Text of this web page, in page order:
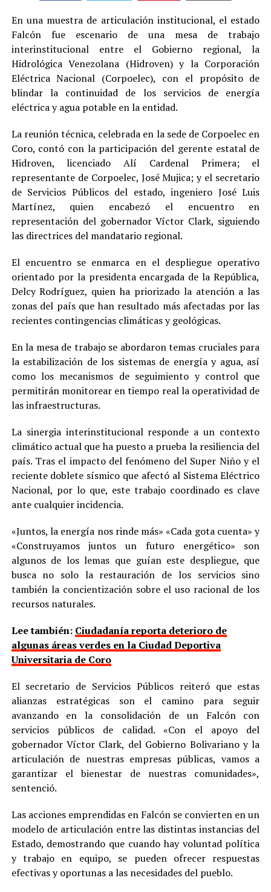
En una muestra de articulación institucional, el estado
Falcón fue escenario de una mesa de trabajo
interinstitucional entre el Gobierno regional, la
Hidrológica Venezolana (Hidroven) y la Corporación
Eléctrica Nacional (Corpoelec), con el propósito de
blindar la continuidad de los servicios de energía
eléctrica y agua potable en la entidad.
La reunión técnica, celebrada en la sede de Corpoelec en
Coro, contó con la participación del gerente estatal de
Hidroven, licenciado Alí Cardenal Primera; el
representante de Corpoelec, José Mujica; y el secretario
de Servicios Públicos del estado, ingeniero José Luis
Martínez, quien encabezó el encuentro en
representación del gobernador Víctor Clark, siguiendo
las directrices del mandatario regional.
El encuentro se enmarca en el despliegue operativo
orientado por la presidenta encargada de la República,
Delcy Rodríguez, quien ha priorizado la atención a las
zonas del país que han resultado más afectadas por las
recientes contingencias climáticas y geológicas.
En la mesa de trabajo se abordaron temas cruciales para
la estabilización de los sistemas de energía y agua, así
como los mecanismos de seguimiento y control que
permitirán monitorear en tiempo real la operatividad de
las infraestructuras.
La sinergia interinstitucional responde a un contexto
climático actual que ha puesto a prueba la resiliencia del
país. Tras el impacto del fenómeno del Super Niño y el
reciente doblete sísmico que afectó al Sistema Eléctrico
Nacional, por lo que, este trabajo coordinado es clave
ante cualquier incidencia.
«Juntos, la energía nos rinde más» «Cada gota cuenta» y
«Construyamos juntos un futuro energético» son
algunos de los lemas que guían este despliegue, que
busca no solo la restauración de los servicios sino
también la concientización sobre el uso racional de los
recursos naturales.
Lee también: Ciudadanía reporta deterioro de
algunas áreas verdes en la Ciudad Deportiva
Universitaria de Coro
El secretario de Servicios Públicos reiteró que estas
alianzas estratégicas son el camino para seguir
avanzando en la consolidación de un Falcón con
servicios públicos de calidad. «Con el apoyo del
gobernador Víctor Clark, del Gobierno Bolivariano y la
articulación de nuestras empresas públicas, vamos a
garantizar el bienestar de nuestras comunidades»,
sentenció.
Las acciones emprendidas en Falcón se convierten en un
modelo de articulación entre las distintas instancias del
Estado, demostrando que cuando hay voluntad política
y trabajo en equipo, se pueden ofrecer respuestas
efectivas y oportunas a las necesidades del pueblo.